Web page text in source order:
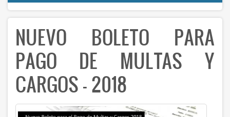
NUEVO BOLETO PARA
PAGO DE MULTAS Y
CARGOS - 2018